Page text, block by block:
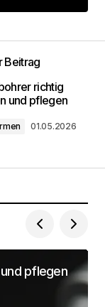
sind mit*
Beitrag
richtig
und pflegen
01.05.2026
pflegen